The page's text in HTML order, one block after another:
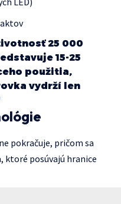
25 000
15-25
použitia,
vydrží len
pokračuje, pričom sa
ktoré posúvajú hranice